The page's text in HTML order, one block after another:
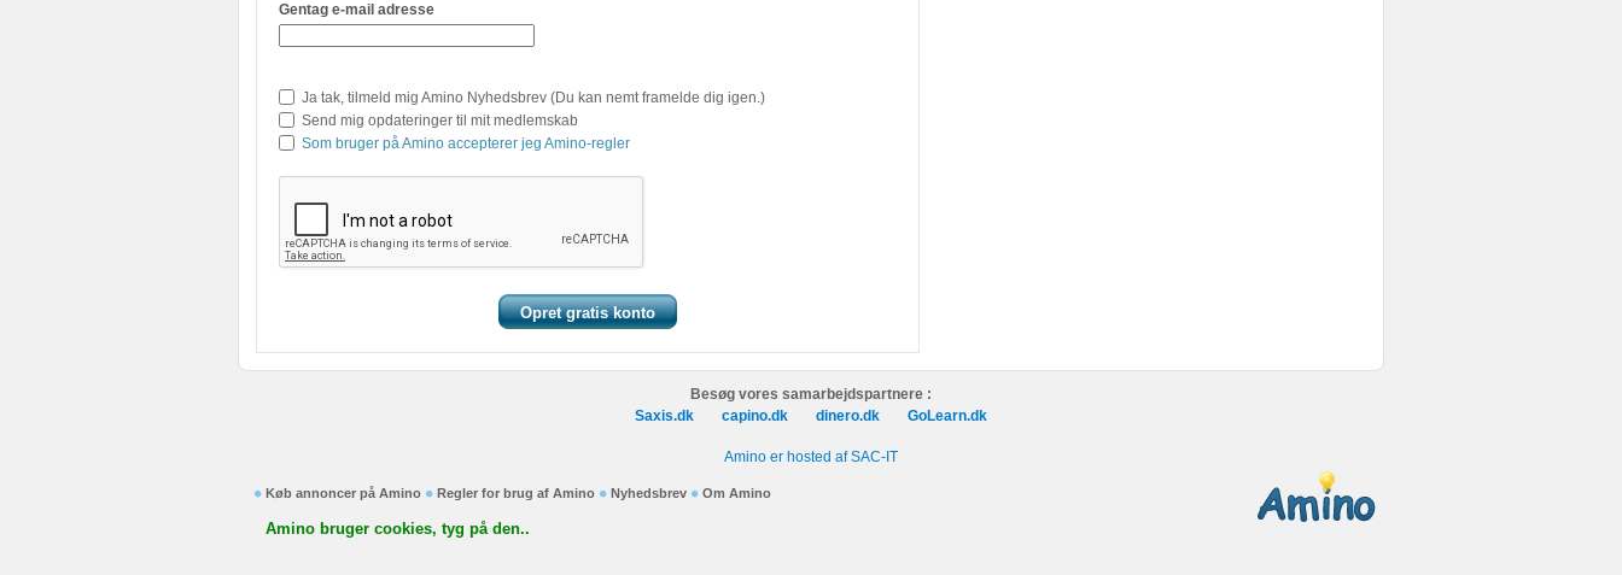
Gentag e-mail adresse
Ja tak, tilmeld mig Amino Nyhedsbrev (Du kan nemt framelde dig igen.)
Send mig opdateringer til mit medlemskab
Som bruger på Amino accepterer jeg Amino-regler
Besøg vores samarbejdspartnere :
Saxis.dk
capino.dk dinero.dk GoLearn.dk
Amino er hosted af SAC-IT
Køb annoncer på Amino Regler for brug af Amino Nyhedsbrev Om Amino
Amino bruger cookies, tyg på den..